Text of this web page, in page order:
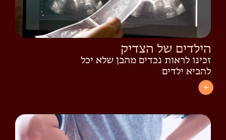
הילדים של הצדיק
זכינו לראות נכדים מהבן שלא יכל
להביא ילדים